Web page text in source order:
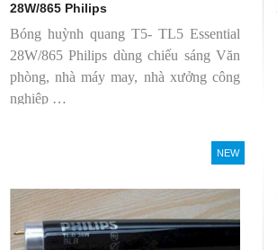
28W/865 Philips
Bóng huỳnh quang T5- TL5 Essential
28W/865 Philips dùng chiếu sáng Văn
phòng, nhà máy may, nhà xưởng công
nghiệp …
NEW